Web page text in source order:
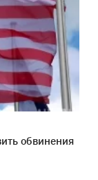
обвинения